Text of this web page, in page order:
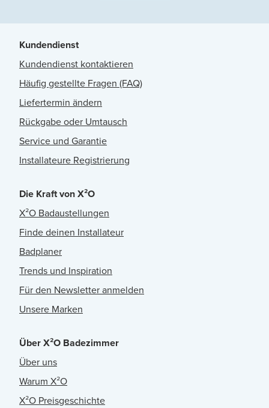
Kundendienst
Kundendienst kontaktieren
Häufig gestellte Fragen (FAQ)
Liefertermin ändern
Rückgabe oder Umtausch
Service und Garantie
Installateure Registrierung
Die Kraft von X²O
X²O Badaustellungen
Finde deinen Installateur
Badplaner
Trends und Inspiration
Für den Newsletter anmelden
Unsere Marken
Über X²O Badezimmer
Über uns
Warum X²O
X²O Preisgeschichte